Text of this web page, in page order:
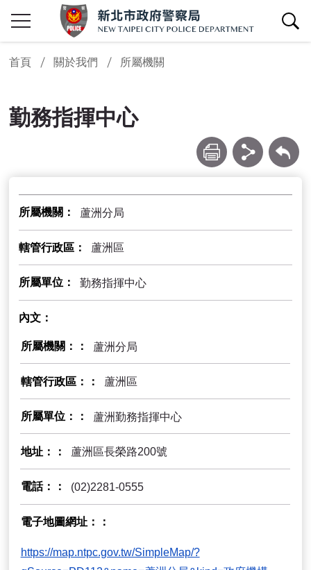
查詢區開關
首頁 關於我們 所屬機關
勤務指揮中心
列印 分享 回上一頁
所屬機關 蘆洲分局
轄管行政區 蘆洲區
所屬單位 勤務指揮中心
內文
所屬機關： 蘆洲分局
轄管行政區： 蘆洲區
所屬單位： 蘆洲勤務指揮中心
地址： 蘆洲區長榮路200號
電話： (02)2281-0555
電子地圖網址：
https://map.ntpc.gov.tw/SimpleMap/?